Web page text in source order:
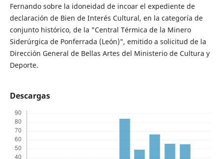
Fernando sobre la idoneidad de incoar el expediente de
declaración de Bien de Interés Cultural, en la categoría de
conjunto histórico, de la "Central Térmica de la Minero
Siderúrgica de Ponferrada (León)", emitido a solicitud de la
Dirección General de Bellas Artes del Ministerio de Cultura y
Deporte.
Descargas